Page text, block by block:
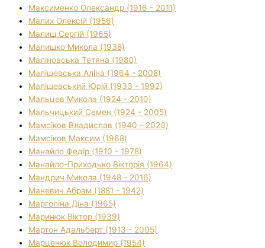
Максименко Олександр (1916 - 2011)
Малих Олексій (1956)
Малиш Сергій (1965)
Малишко Микола (1938)
Маліновська Тетяна (1980)
Малішевська Аліна (1964 - 2008)
Малішевський Юрій (1933 - 1992)
Мальцев Микола (1924 - 2010)
Мальчицький Семен (1924 - 2005)
Мамсіков Владислав (1940 - 2020)
Мамсіков Максим (1968)
Манайло Федір (1910 - 1978)
Манайло-Приходько Вікторія (1964)
Мандрич Микола (1948 - 2016)
Маневич Абрам (1881 - 1942)
Марголіна Діна (1965)
Маринюк Віктор (1939)
Мартон Адальберт (1913 - 2005)
Марценюк Володимир (1954)